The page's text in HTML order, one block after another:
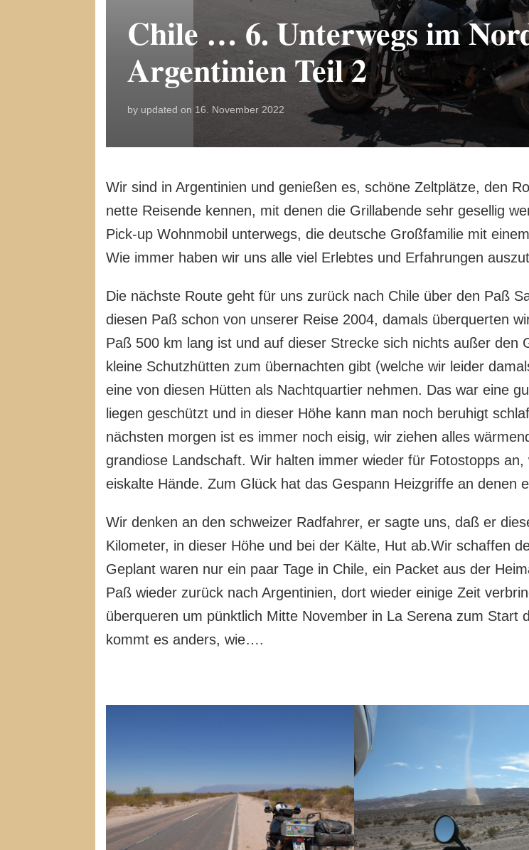
Chile … 6. Unterwegs im
Argentinien Teil 2
by updated on 16. November 2022
Wir sind in Argentinien und genießen es, schöne Zeltplätze, den
nette Reisende kennen, mit denen die Grillabende sehr gesellig
Pick-up Wohnmobil unterwegs, die deutsche Großfamilie mit
Wie immer haben wir uns alle viel Erlebtes und Erfahrungen
Die nächste Route geht für uns zurück nach Chile über den Paß
diesen Paß schon von unserer Reise 2004, damals überquerten
Paß 500 km lang ist und auf dieser Strecke sich nichts außer den
kleine Schutzhütten zum übernachten gibt (welche wir leider
eine von diesen Hütten als Nachtquartier nehmen. Das war eine
liegen geschützt und in dieser Höhe kann man noch beruhigt
nächsten morgen ist es immer noch eisig, wir ziehen alles
grandiose Landschaft. Wir halten immer wieder für Fotostopps
eiskalte Hände. Zum Glück hat das Gespann Heizgriffe an denen
Wir denken an den schweizer Radfahrer, er sagte uns, daß er
Kilometer, in dieser Höhe und bei der Kälte, Hut ab.Wir schaffen
Geplant waren nur ein paar Tage in Chile, ein Packet aus der
Paß wieder zurück nach Argentinien, dort wieder einige Zeit
überqueren um pünktlich Mitte November in La Serena zum Start
kommt es anders, wie….